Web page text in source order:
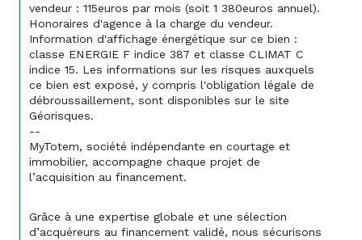
vendeur : 115euros par mois (soit 1 380euros annuel).
Honoraires d'agence à la charge du vendeur.
Information d'affichage énergétique sur ce bien :
classe ENERGIE F indice 387 et classe CLIMAT C
indice 15. Les informations sur les risques auxquels
ce bien est exposé, y compris l'obligation légale de
débroussaillement, sont disponibles sur le site
Géorisques.
--
MyTotem, société indépendante en courtage et
immobilier, accompagne chaque projet de
l’acquisition au financement.
Grâce à une expertise globale et une sélection
d’acquéreurs au financement validé, nous sécurisons